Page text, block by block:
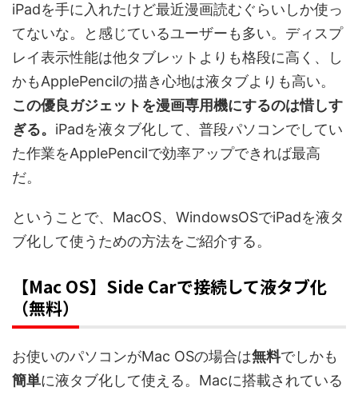
iPadを手に入れたけど最近漫画読むぐらいしか使っ
てないな。と感じているユーザーも多い。ディスプ
レイ表示性能は他タブレットよりも格段に高く、し
かもApplePencilの描き心地は液タブよりも高い。
この優良ガジェットを漫画専用機にするのは惜しす
ぎる。 iPadを液タブ化して、普段パソコンでしてい
た作業をApplePencilで効率アップできれば最高
だ。
ということで、MacOS、WindowsOSでiPadを液タ
ブ化して使うための方法をご紹介する。
【Mac OS】Side Carで接続して液タブ化
（無料）
お使いのパソコンがMac OSの場合は無料でしかも
簡単に液タブ化して使える。Macに搭載されている